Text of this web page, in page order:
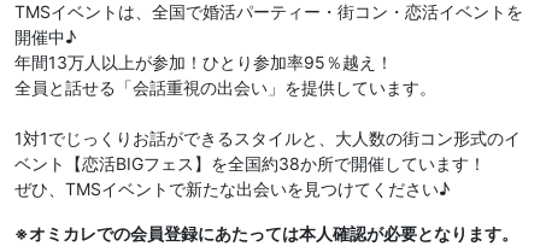
TMSイベントは、全国で婚活パーティー・街コン・恋活イベントを
開催中♪
年間13万人以上が参加！ひとり参加率95％越え！
全員と話せる「会話重視の出会い」を提供しています。
1対1でじっくりお話ができるスタイルと、大人数の街コン形式のイ
ベント【恋活BIGフェス】を全国約38か所で開催しています！
ぜひ、TMSイベントで新たな出会いを見つけてください♪
※オミカレでの会員登録にあたっては本人確認が必要となります。